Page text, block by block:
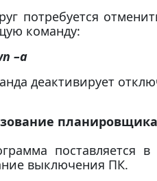
потребуется
команду:
–a
деактивирует
поставляется
выключения ПК.